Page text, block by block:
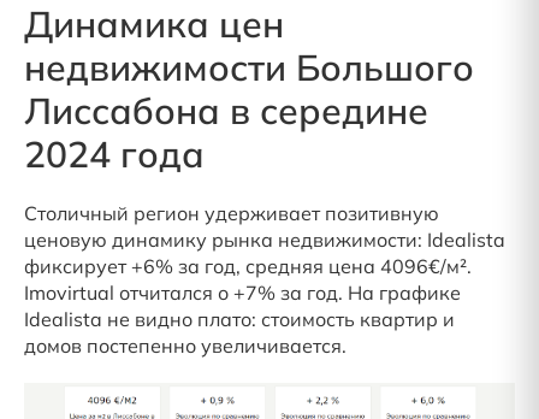
Динамика цен
недвижимости Большого
Лиссабона в середине
2024 года
Столичный регион удерживает позитивную
ценовую динамику рынка недвижимости: Idealista
фиксирует +6% за год, средняя цена 4096€/м².
Imovirtual отчитался о +7% за год. На графике
Idealista не видно плато: стоимость квартир и
домов постепенно увеличивается.